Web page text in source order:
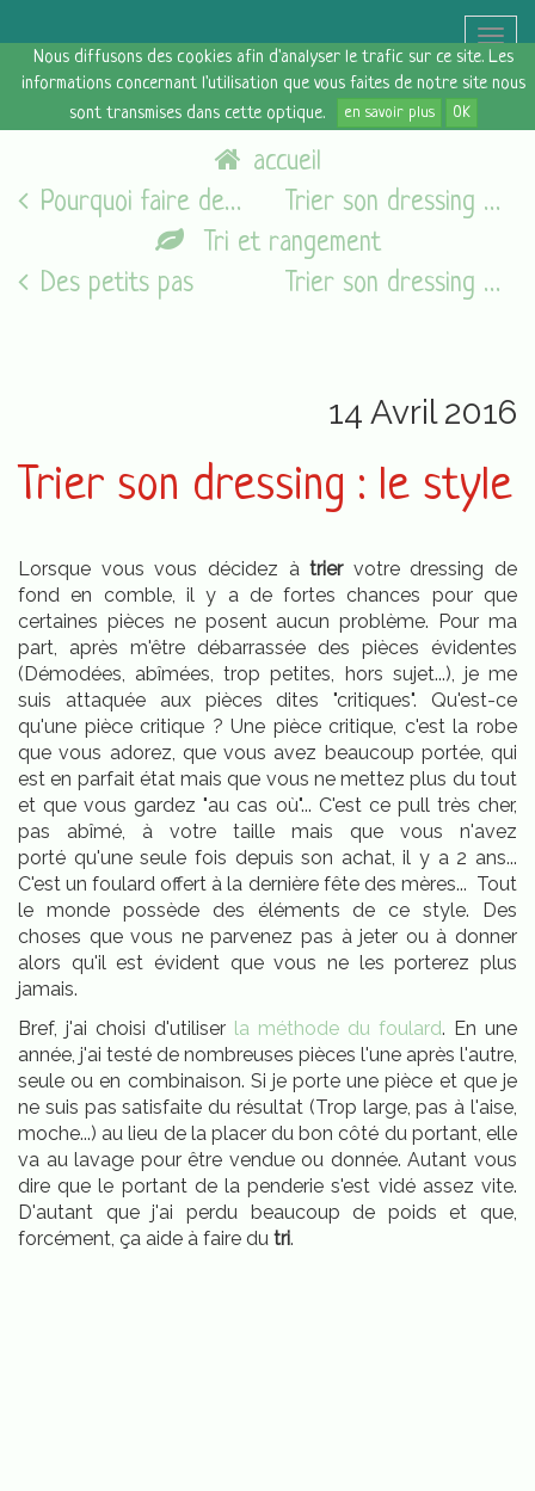
Nous diffusons des cookies afin d'analyser le trafic sur ce site. Les
informations concernant l'utilisation que vous faites de notre site nous
sont transmises dans cette optique.
en savoir plus OK
Toggle
accueil
Pourquoi faire des listes ?
Trier son dressing #3
Tri et rangement
Des petits pas
Trier son dressing #3
14 Avril 2016
Trier son dressing : le style
Lorsque vous vous décidez àtriervotre dressing de
fond en comble, il y a de fortes chances pour que
certaines pièces ne posent aucun problème. Pour ma
part, après m'être débarrassée des pièces évidentes
(Démodées, abîmées, trop petites, hors sujet...), je me
suis attaquée aux pièces dites "critiques". Qu'est-ce
qu'une pièce critique ? Une pièce critique, c'est la robe
que vous adorez, que vous avez beaucoup portée, qui
est en parfait état mais que vous ne mettez plus du tout
et que vous gardez "au cas où"... C'est ce pull très cher,
pas abîmé, à votre taille mais que vous n'avez
porté qu'une seule fois depuis son achat, il y a 2 ans...
C'est un foulard offert à la dernière fête des mères... Tout
le monde possède des éléments de ce style. Des
choses que vous ne parvenez pas à jeter ou à donner
alors qu'il est évident que vous ne les porterez plus
jamais.
Bref, j'ai choisi d'utiliser la méthode du foulard. En une
année, j'ai testé de nombreuses pièces l'une après l'autre,
seule ou en combinaison. Si je porte une pièce et que je
ne suis pas satisfaite du résultat (Trop large, pas à l'aise,
moche...) au lieu de la placer du bon côté du portant, elle
va au lavage pour être vendue ou donnée. Autant vous
dire que le portant de la penderie s'est vidé assez vite.
D'autant que j'ai perdu beaucoup de poids et que,
forcément, ça aide à faire du tri.